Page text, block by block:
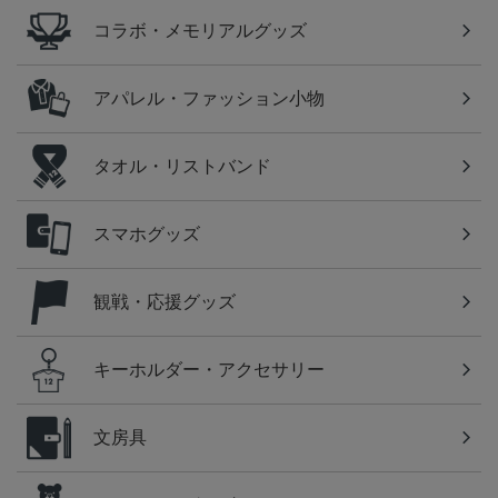
コラボ・メモリアルグッズ
アパレル・ファッション小物
タオル・リストバンド
スマホグッズ
観戦・応援グッズ
キーホルダー・アクセサリー
文房具